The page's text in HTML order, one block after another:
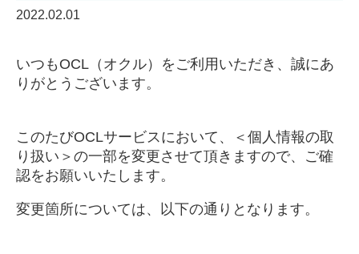
2022.02.01
いつもOCL（オクル）をご利用いただき、誠にあ
りがとうございます。
このたびOCLサービスにおいて、＜個人情報の取
り扱い＞の一部を変更させて頂きますので、ご確
認をお願いいたします。
変更箇所については、以下の通りとなります。